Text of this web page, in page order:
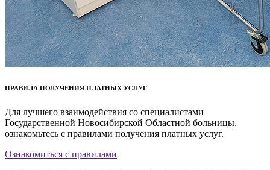
ПРАВИЛА ПОЛУЧЕНИЯ ПЛАТНЫХ УСЛУГ
Для лучшего взаимодействия со специалистами
Государственной Новосибирской Областной больницы,
ознакомьтесь с правилами получения платных услуг.
Ознакомиться с правилами